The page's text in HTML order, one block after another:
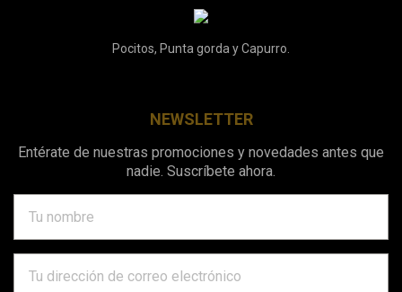
Pocitos, Punta gorda y Capurro.
NEWSLETTER
Entérate de nuestras promociones y novedades antes que
nadie. Suscríbete ahora.